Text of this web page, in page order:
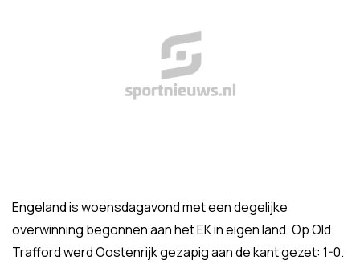
Engeland is woensdagavond met een degelijke
overwinning begonnen aan het EK in eigen land. Op Old
Trafford werd Oostenrijk gezapig aan de kant gezet: 1-0.